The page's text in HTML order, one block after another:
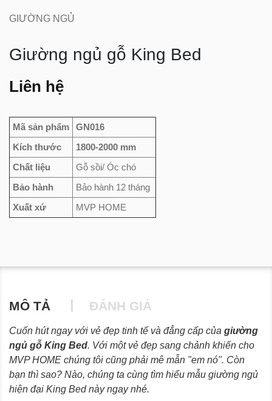
GIƯỜNG NGỦ
Giường ngủ gỗ King Bed
Liên hệ
Mã sản phẩm
GN016
Kích thước
1800-2000 mm
Chất liệu
Gỗ sồi/ Óc chó
Bảo hành
Bảo hành 12 tháng
Xuất xứ
MVP HOME
MÔ TẢ ĐÁNH GIÁ
Cuốn hút ngay với vẻ đẹp tinh tế và đẳng cấp của giường
ngủ gỗ King Bed. Với một vẻ đẹp sang chảnh khiến cho
MVP HOME chúng tôi cũng phải mê mẫn "em nó". Còn
bạn thì sao? Nào, chúng ta cùng tìm hiểu mẫu giường ngủ
hiện đại King Bed này ngay nhé.